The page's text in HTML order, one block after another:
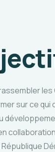
les
sur ce qui
les
fait la
les
de
notre